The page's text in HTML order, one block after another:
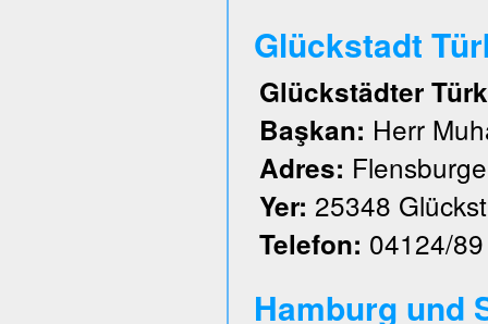
Glückstadt
Glückstädter
Başkan: Herr
Adres:
Yer: 25348
Telefon: 04124/
Hamburg und